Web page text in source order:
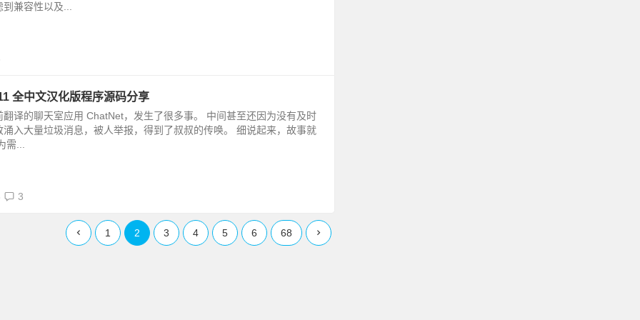
兼容性以及...
全中文汉化版程序源码分享
译的聊天室应用 ChatNet，发生了很多事。 中间甚至还因为没有及时
入大量垃圾消息，被人举报，得到了叔叔的传唤。 细说起来，故事就
...
3
1 2 3 4 5 6 68